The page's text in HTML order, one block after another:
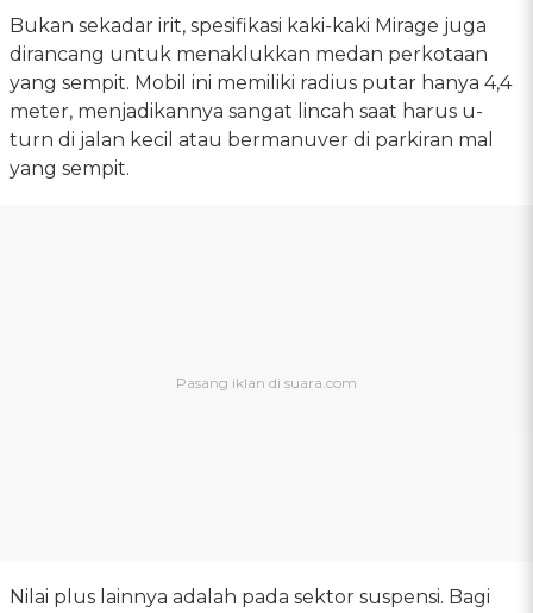
Bukan sekadar irit, spesifikasi kaki-kaki Mirage juga
dirancang untuk menaklukkan medan perkotaan
yang sempit. Mobil ini memiliki radius putar hanya 4,4
meter, menjadikannya sangat lincah saat harus u-
turn di jalan kecil atau bermanuver di parkiran mal
yang sempit.
Nilai plus lainnya adalah pada sektor suspensi. Bagi